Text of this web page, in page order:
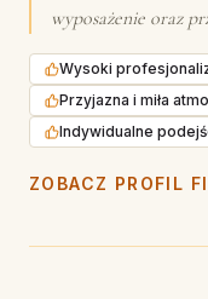
wyposażenie oraz
Wysoki
Przyjazna i miła
Indywidualne
ZOBACZ PROFIL